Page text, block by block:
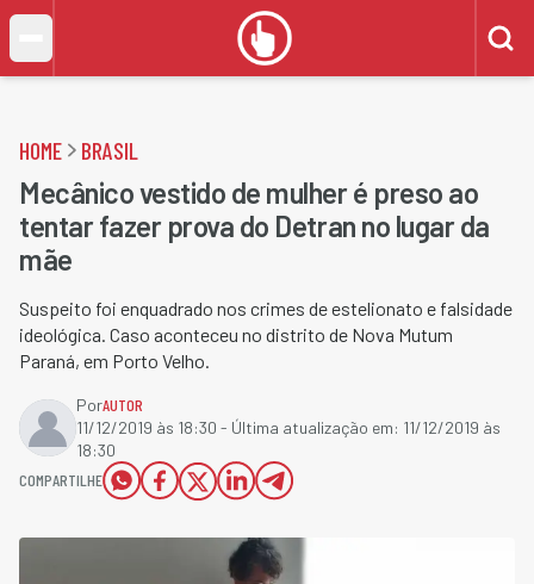
HOME BRASIL
Mecânico vestido de mulher é preso ao
tentar fazer prova do Detran no lugar da
mãe
Suspeito foi enquadrado nos crimes de estelionato e falsidade
ideológica. Caso aconteceu no distrito de Nova Mutum
Paraná, em Porto Velho.
PorAUTOR
11/12/2019 às 18:30 - Última atualização em: 11/12/2019 às
18:30
COMPARTILHE